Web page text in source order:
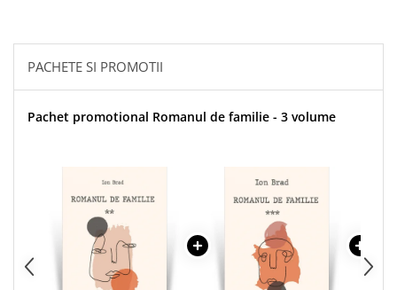
PACHETE SI PROMOTII
Pachet promotional Romanul de familie - 3 volume